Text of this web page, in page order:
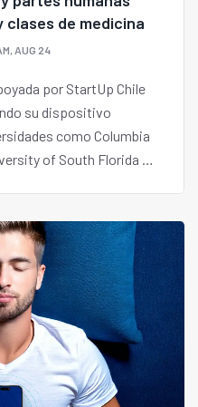
clases de medicina
AUG 24
por StartUp Chile
su dispositivo
como Columbia
of South Florida y